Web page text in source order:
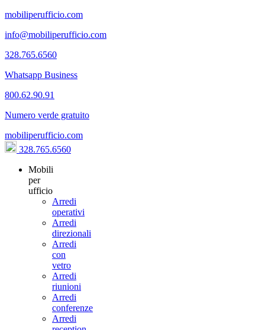
mobiliperufficio.com
info@mobiliperufficio.com
328.765.6560
Whatsapp Business
800.62.90.91
Numero verde gratuito
mobiliperufficio.com
328.765.6560
Mobili
per
ufficio
Arredi
operativi
Arredi
direzionali
Arredi
con
vetro
Arredi
riunioni
Arredi
conferenze
Arredi